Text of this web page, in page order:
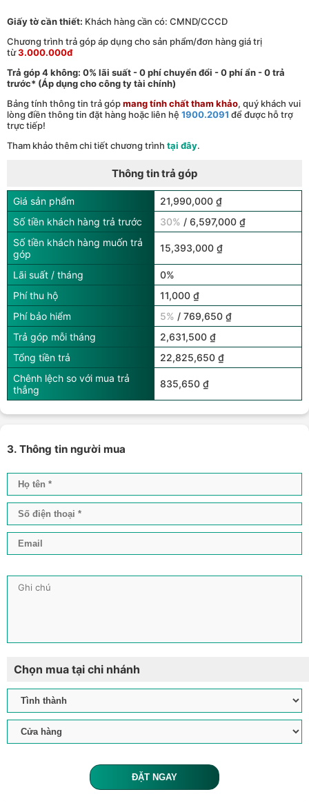
Giấy tờ cần thiết: Khách hàng cần có: CMND/CCCD
Chương trình trả góp áp dụng cho sản phẩm/đơn hàng giá trị
từ3.000.000đ
Trả góp 4 không: 0% lãi suất - 0 phí chuyển đổi - 0 phí ẩn - 0 trả
trước* (Áp dụng cho công ty tài chính)
Bảng tính thông tin trả gópmang tính chất tham khảo, quý khách vui
lòng điền thông tin đặt hàng hoặc liên hệ 1900.2091 để được hỗ trợ
trực tiếp!
Tham khảo thêm chi tiết chương trình tại đây.
Thông tin trả góp
Giá sản phẩm
21,990,000 ₫
Số tiền khách hàng trả trước
30% / 6,597,000 ₫
Số tiền khách hàng muốn trả
góp
15,393,000 ₫
Lãi suất / tháng
0%
Phí thu hộ
11,000 ₫
Phí bảo hiểm
5% / 769,650 ₫
Trả góp mỗi tháng
2,631,500 ₫
Tổng tiền trả
22,825,650 ₫
Chênh lệch so với mua trả
thẳng
835,650 ₫
3. Thông tin người mua
Chọn mua tại chi nhánh
ĐẶT NGAY